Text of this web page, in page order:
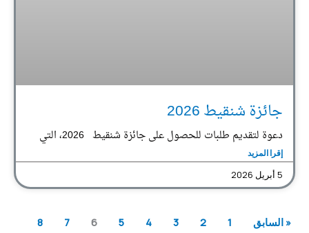
جائزة شنقيط 2026
دعوة لتقديم طلبات للحصول على جائزة شنقيط 2026، التي
إقرا المزيد
5 أبريل 2026
« السابق 1
2
3
4
5
6
7
8